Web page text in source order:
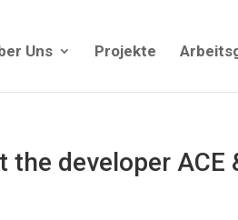
Uns Projekte
developer ACE